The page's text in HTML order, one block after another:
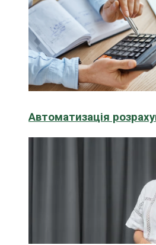
Автоматизація